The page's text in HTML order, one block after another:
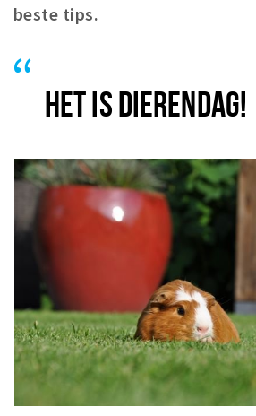
Toeristische routes
Baroniepoorten
Sport
Inloggen
beste tips.
HET IS DIERENDAG!